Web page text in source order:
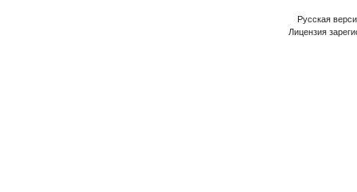
Русская
Лицензия